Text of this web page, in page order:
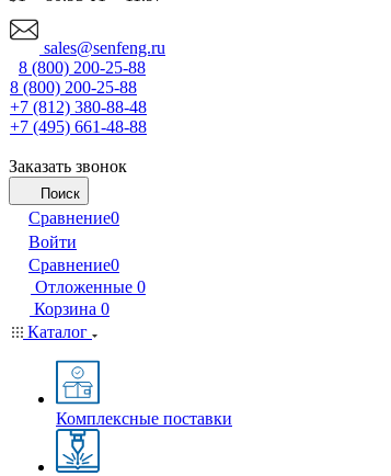
sales@senfeng.ru
8 (800) 200-25-88
8 (800) 200-25-88
+7 (812) 380-88-48
+7 (495) 661-48-88
Заказать звонок
Поиск
Сравнение0
Войти
Сравнение0
Отложенные 0
Корзина 0
Каталог
Комплексные поставки